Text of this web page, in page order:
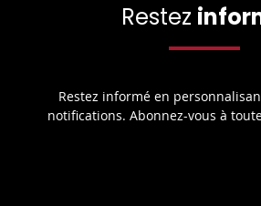
Restez
Restez informé en
notifications. Abonnez-vous à